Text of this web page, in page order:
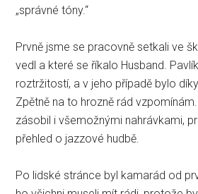
„správné tóny.“
Prvně jsme se pracovně setkali ve
vedl a které se říkalo Husband.
roztržitostí, a v jeho případě bylo
Zpětně na to hrozně rád
zásobil i všemožnými nahrávkami,
přehled o jazzové hudbě.
Po lidské stránce byl kamarád od